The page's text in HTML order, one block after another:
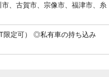
、古賀市、宗像市、福津市、糸
限定可） ◎私有車の持ち込み